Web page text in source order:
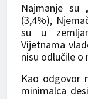
Najmanje su
(3,4%),
su u
Vijetnama
nisu odlučile o
Kao odgovor
minimalca